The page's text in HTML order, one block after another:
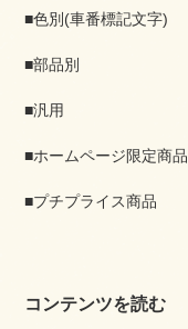
■色別(車番標記文字)
■部品別
■汎用
■ホームページ限定商品
■プチプライス商品
コンテンツを読む